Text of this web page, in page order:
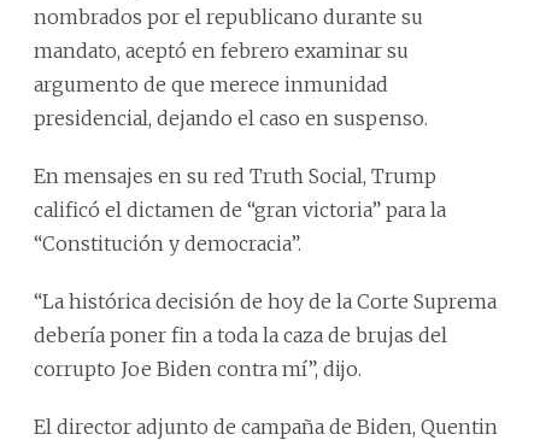
nombrados por el republicano durante su
mandato, aceptó en febrero examinar su
argumento de que merece inmunidad
presidencial, dejando el caso en suspenso.
En mensajes en su red Truth Social, Trump
calificó el dictamen de “gran victoria” para la
“Constitución y democracia”.
“La histórica decisión de hoy de la Corte Suprema
debería poner fin a toda la caza de brujas del
corrupto Joe Biden contra mí”, dijo.
El director adjunto de campaña de Biden, Quentin